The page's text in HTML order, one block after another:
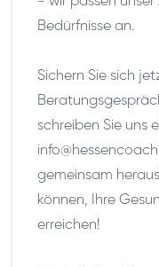
Bedürfnisse an.
Sichern Sie sich
schreiben Sie uns
gemeinsam
können, Ihre
erreichen!